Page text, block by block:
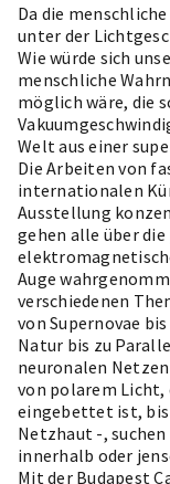
Da die
unter der
Wie würde sich
menschliche
möglich wäre, die
Welt aus einer
Die Arbeiten von
internationalen
Ausstellung
gehen alle über
Auge
verschiedenen
von Supernovae
Natur bis zu
neuronalen
von polarem Licht,
eingebettet ist, bis
Netzhaut -,
innerhalb oder
Mit der Budapest